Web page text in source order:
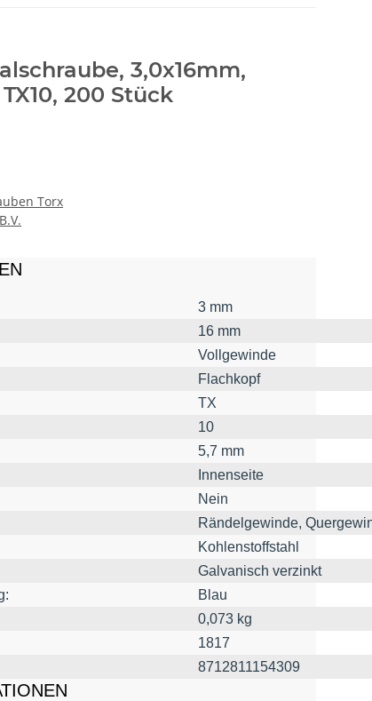
3,0x16mm,
200 Stück
Torx
3 mm
16 mm
Vollgewinde
Flachkopf
TX
10
5,7 mm
Innenseite
Nein
Rändelgewinde,
Kohlenstoffstahl
Galvanisch verzinkt
Blau
0,073 kg
1817
8712811154309